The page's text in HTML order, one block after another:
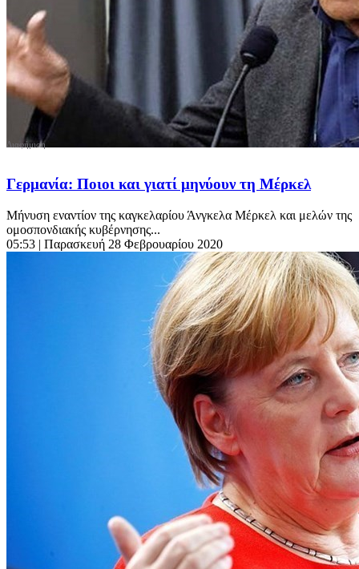
Γερμανία: Ποιοι και γιατί μηνύουν τη Μέρκελ
Μήνυση εναντίον της καγκελαρίου Άνγκελα Μέρκελ και μελών της
ομοσπονδιακής κυβέρνησης...
05:53 | Παρασκευή 28 Φεβρουαρίου 2020